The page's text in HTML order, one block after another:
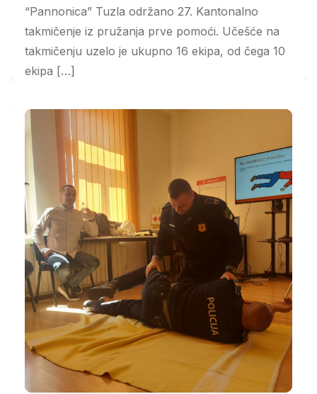
“Pannonica” Tuzla održano 27. Kantonalno
takmičenje iz pružanja prve pomoći. Učešće na
takmičenju uzelo je ukupno 16 ekipa, od čega 10
ekipa […]